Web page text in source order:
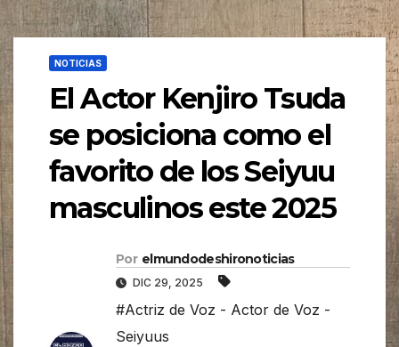
NOTICIAS
El Actor Kenjiro Tsuda
se posiciona como el
favorito de los Seiyuu
masculinos este 2025
Por elmundodeshironoticias
DIC 29, 2025
#Actriz de Voz - Actor de Voz -
Seiyuus